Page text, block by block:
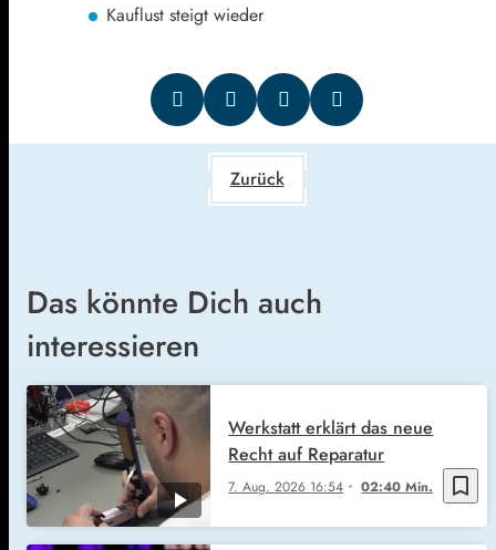
Kauflust steigt wieder
Zurück
Das könnte Dich auch
interessieren
bookmark_border
7. Aug. 2026 16:54 02:40 Min.
Werkstatt erklärt das neue
Recht auf Reparatur